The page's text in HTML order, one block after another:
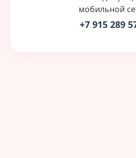
мобильной
+7 915 289